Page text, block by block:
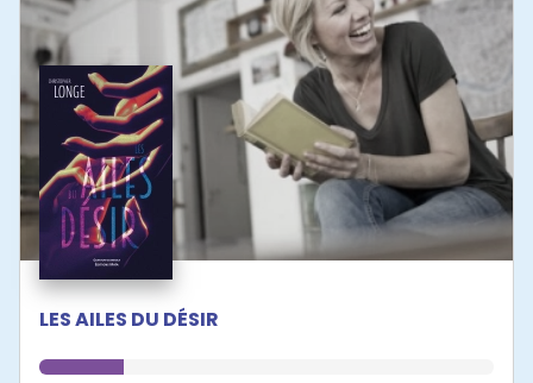
LES AILES DU DÉSIR